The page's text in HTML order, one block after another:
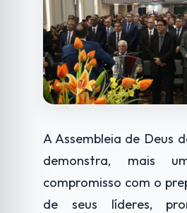
A Assembleia de Deus
demonstra, mais
compromisso com o
de seus líderes,